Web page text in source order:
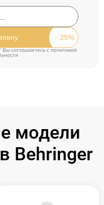
Вы соглашаетесь c политикой
модели
Behringer